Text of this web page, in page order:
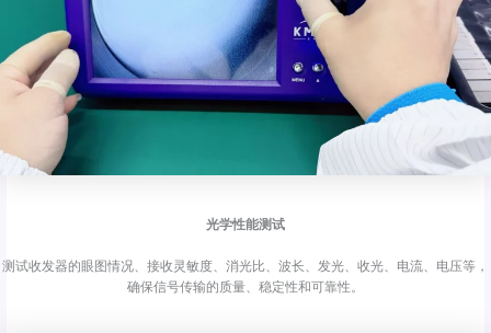
光学性能测试
测试收发器的眼图情况、接收灵敏度、消光比、波长、发光、收光、电流、电压等，
确保信号传输的质量、稳定性和可靠性。